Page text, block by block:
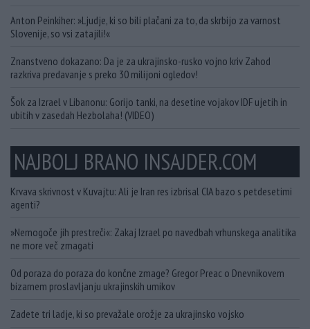
Anton Peinkiher: »Ljudje, ki so bili plačani za to, da skrbijo za varnost
Slovenije, so vsi zatajili!«
Znanstveno dokazano: Da je za ukrajinsko-rusko vojno kriv Zahod
razkriva predavanje s preko 30 milijoni ogledov!
Šok za Izrael v Libanonu: Gorijo tanki, na desetine vojakov IDF ujetih in
ubitih v zasedah Hezbolaha! (VIDEO)
NAJBOLJ BRANO INSAJDER.COM
Krvava skrivnost v Kuvajtu: Ali je Iran res izbrisal CIA bazo s petdesetimi
agenti?
»Nemogoče jih prestreči«: Zakaj Izrael po navedbah vrhunskega analitika
ne more več zmagati
Od poraza do poraza do končne zmage? Gregor Preac o Dnevnikovem
bizarnem proslavljanju ukrajinskih umikov
Zadete tri ladje, ki so prevažale orožje za ukrajinsko vojsko